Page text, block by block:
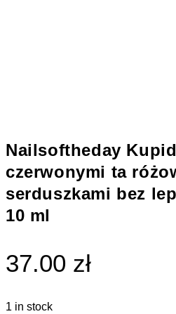
Nailsoftheday
czerwonymi ta
serduszkami bez
10 ml
37.00 zł
1 in stock